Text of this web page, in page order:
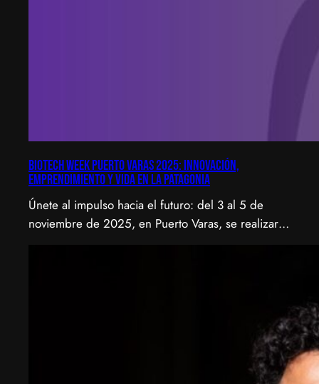
Biotech Week Puerto Varas 2025: Innovación,
emprendimiento y vida en la Patagonia
Únete al impulso hacia el futuro: del 3 al 5 de
noviembre de 2025, en Puerto Varas, se realizará